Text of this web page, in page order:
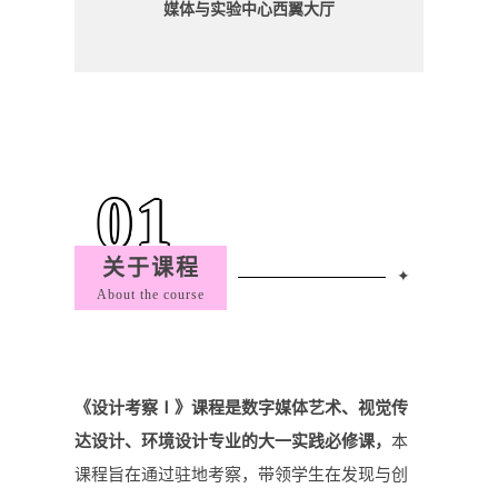
媒体与实验中心西翼大厅
01
关于课程
About the course
✦
《设计考察Ⅰ》课程是数字媒体艺术、视觉传
达设计、环境设计专业的大一实践必修课，本
课程旨在通过驻地考察，带领学生在发现与创